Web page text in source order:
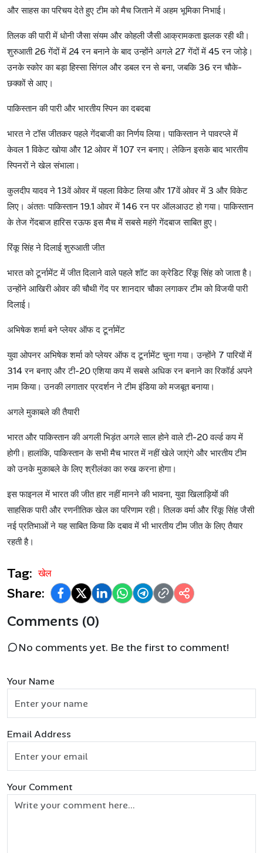
और साहस का परिचय देते हुए टीम को मैच जिताने में अहम भूमिका निभाई।
तिलक की पारी में धोनी जैसा संयम और कोहली जैसी आक्रामकता झलक रही थी।
शुरुआती26गेंदों में 24रन बनाने के बाद उन्होंने अगले 27गेंदों में 45रन जोड़े।
उनके स्कोर का बड़ा हिस्सा सिंगल और डबल रन से बना,जबकि36रन चौके-
छक्कों से आए।
पाकिस्तान की पारी और भारतीय स्पिन का दबदबा
भारत ने टॉस जीतकर पहले गेंदबाजी का निर्णय लिया। पाकिस्तान ने पावरप्ले में
केवल 1विकेट खोया और 12 ओवर में 107रन बनाए। लेकिन इसके बाद भारतीय
स्पिनरों ने खेल संभाला।
कुलदीप यादव ने 13वें ओवर में पहला विकेट लिया और 17वें ओवर में 3 और विकेट
लिए। अंततः पाकिस्तान 19.1 ओवर में 146रन पर ऑलआउट हो गया। पाकिस्तान
के तेज गेंदबाज हारिस रऊफ इस मैच में सबसे महंगे गेंदबाज साबित हुए।
रिंकू सिंह ने दिलाई शुरुआती जीत
भारत को टूर्नामेंट में जीत दिलाने वाले पहले शॉट का क्रेडिट रिंकू सिंह को जाता है।
उन्होंने आखिरी ओवर की चौथी गेंद पर शानदार चौका लगाकर टीम को विजयी पारी
दिलाई।
अभिषेक शर्मा बने प्लेयर ऑफ द टूर्नामेंट
युवा ओपनर अभिषेक शर्मा को प्लेयर ऑफ द टूर्नामेंट चुना गया। उन्होंने 7पारियों में
314रन बनाए और टी-20एशिया कप में सबसे अधिक रन बनाने का रिकॉर्ड अपने
नाम किया। उनकी लगातार प्रदर्शन ने टीम इंडिया को मजबूत बनाया।
अगले मुकाबले की तैयारी
भारत और पाकिस्तान की अगली भिड़ंत अगले साल होने वाले टी-20वर्ल्ड कप में
होगी। हालांकि,पाकिस्तान के सभी मैच भारत में नहीं खेले जाएंगे और भारतीय टीम
को उनके मुकाबले के लिए श्रीलंका का रुख करना होगा।
इस फाइनल में भारत की जीत हार नहीं मानने की भावना,युवा खिलाड़ियों की
साहसिक पारी और रणनीतिक खेल का परिणाम रही। तिलक वर्मा और रिंकू सिंह जैसी
नई प्रतिभाओं ने यह साबित किया कि दबाव में भी भारतीय टीम जीत के लिए तैयार
रहती है।
Tag: खेल
Share:
Comments (0)
No comments yet. Be the first to comment!
Your Name
Email Address
Your Comment